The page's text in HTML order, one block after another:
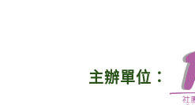
主辦單位：